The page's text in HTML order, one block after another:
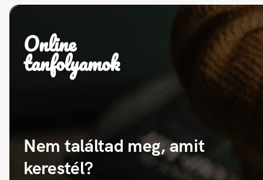
Online
tanfolyamok
Nem találtad meg, amit
kerestél?